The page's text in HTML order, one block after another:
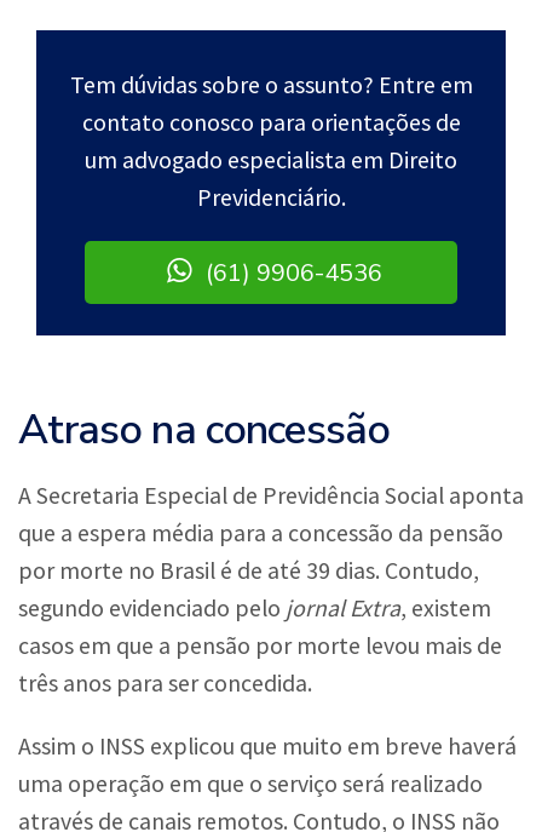
Tem dúvidas sobre o assunto? Entre em
contato conosco para orientações de
um advogado especialista em Direito
Previdenciário.
(61) 9906-4536
Atraso na concessão
A Secretaria Especial de Previdência Social aponta
que a espera média para a concessão da pensão
por morte no Brasil é de até 39 dias. Contudo,
segundo evidenciado pelo jornal Extra, existem
casos em que a pensão por morte levou mais de
três anos para ser concedida.
Assim o INSS explicou que muito em breve haverá
uma operação em que o serviço será realizado
através de canais remotos. Contudo, o INSS não